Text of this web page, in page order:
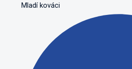
Mladí kováci